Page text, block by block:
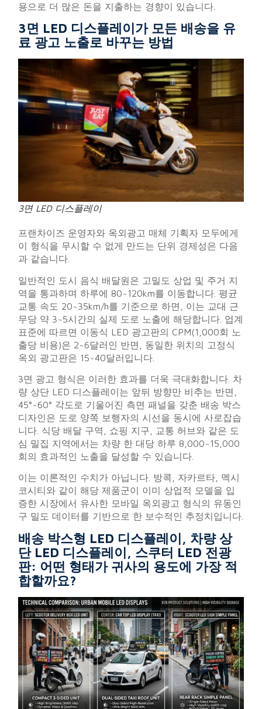
용으로 더 많은 돈을 지출하는 경향이 있습니다.
3면 LED 디스플레이가 모든 배송을 유
료 광고 노출로 바꾸는 방법
3면 LED 디스플레이
프랜차이즈 운영자와 옥외광고 매체 기획자 모두에게
이 형식을 무시할 수 없게 만드는 단위 경제성은 다음
과 같습니다.
일반적인 도시 음식 배달원은 고밀도 상업 및 주거 지
역을 통과하며 하루에 80~120km를 이동합니다. 평균
교통 속도 20~35km/h를 기준으로 하면, 이는 교대 근
무당 약 3~5시간의 실제 도로 노출에 해당합니다. 업계
표준에 따르면 이동식 LED 광고판의 CPM(1,000회 노
출당 비용)은 2~6달러인 반면, 동일한 위치의 고정식
옥외 광고판은 15~40달러입니다.
3면 광고 형식은 이러한 효과를 더욱 극대화합니다. 차
량 상단 LED 디스플레이는 앞뒤 방향만 비추는 반면,
45°~60° 각도로 기울어진 측면 패널을 갖춘 배송 박스
디자인은 도로 양쪽 보행자의 시선을 동시에 사로잡습
니다. 식당 배달 구역, 쇼핑 지구, 교통 허브와 같은 도
심 밀집 지역에서는 차량 한 대당 하루 8,000~15,000
회의 효과적인 노출을 달성할 수 있습니다.
이는 이론적인 수치가 아닙니다. 방콕, 자카르타, 멕시
코시티와 같이 해당 제품군이 이미 상업적 모델을 입
증한 시장에서 유사한 모바일 옥외광고 형식의 유동인
구 밀도 데이터를 기반으로 한 보수적인 추정치입니다.
배송 박스형 LED 디스플레이, 차량 상
단 LED 디스플레이, 스쿠터 LED 전광
판: 어떤 형태가 귀사의 용도에 가장 적
합할까요?